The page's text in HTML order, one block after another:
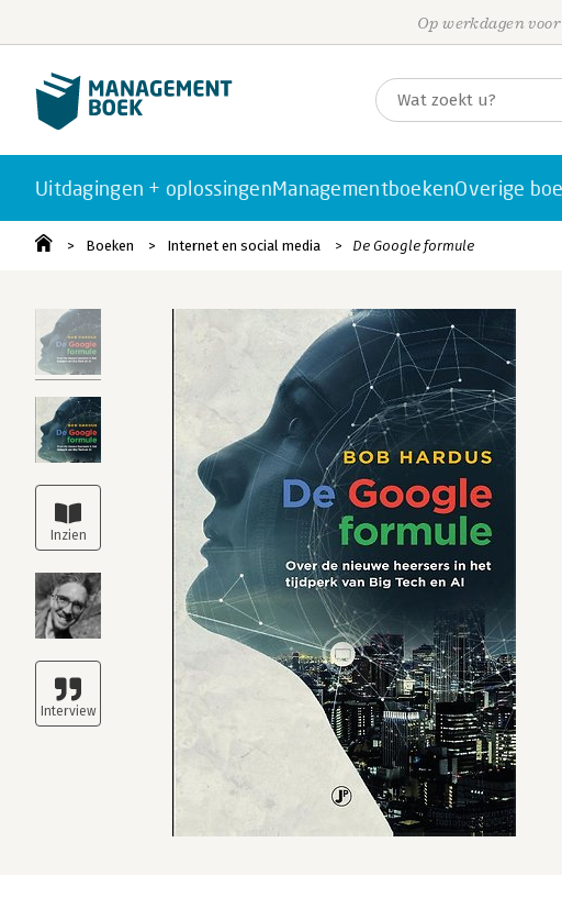
Op werkdagen
Uitdagingen + oplossingenManagementboekenOverige
Boeken Internet en social media De Google formule